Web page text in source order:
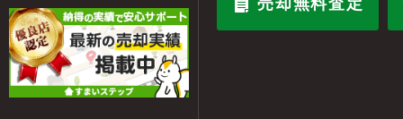
売却無料査定